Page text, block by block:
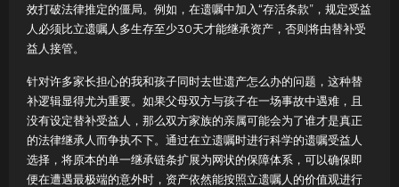
效打破法律推定的僵局。例如，在遗嘱中加入“存活条款”，规定受益
人必须比立遗嘱人多生存至少30天才能继承资产，否则将由替补受
益人接管。
针对许多家长担心的我和孩子同时去世遗产怎么办的问题，这种替
补逻辑显得尤为重要。如果父母双方与孩子在一场事故中遇难，且
没有设定替补受益人，那么双方家族的亲属可能会为了谁才是真正
的法律继承人而争执不下。通过在立遗嘱时进行科学的遗嘱受益人
选择，将原本的单一继承链条扩展为网状的保障体系，可以确保即
便在遭遇最极端的意外时，资产依然能按照立遗嘱人的价值观进行